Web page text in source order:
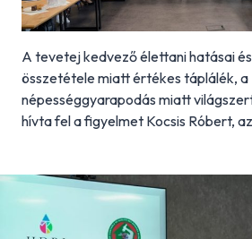
A tevetej kedvező élettani hatásai
összetétele miatt értékes táplálék, a
népességgyarapodás miatt
hívta fel a figyelmet Kocsis Róbert,